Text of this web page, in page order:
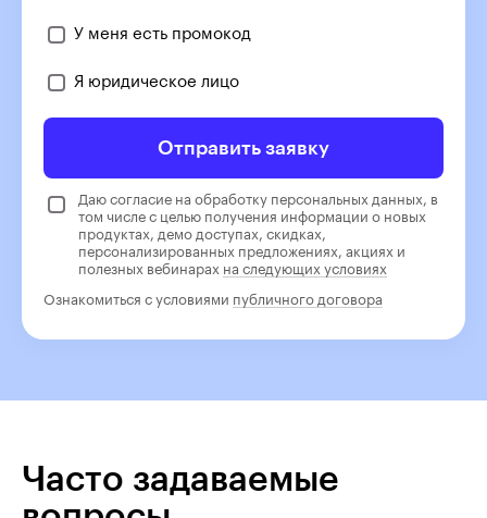
У меня есть промокод
Я юридическое лицо
Отправить заявку
Даю согласие на обработку персональных данных, в
том числе с целью получения информации о новых
продуктах, демо доступах, скидках,
персонализированных предложениях, акциях и
полезных вебинарах на следующих условиях
Ознакомиться с условиями публичного договора
Часто задаваемые